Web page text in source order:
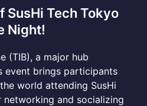
SusHi Tech Tokyo
Night!
(TIB), a major hub
event brings participants
world attending SusHi
and socializing